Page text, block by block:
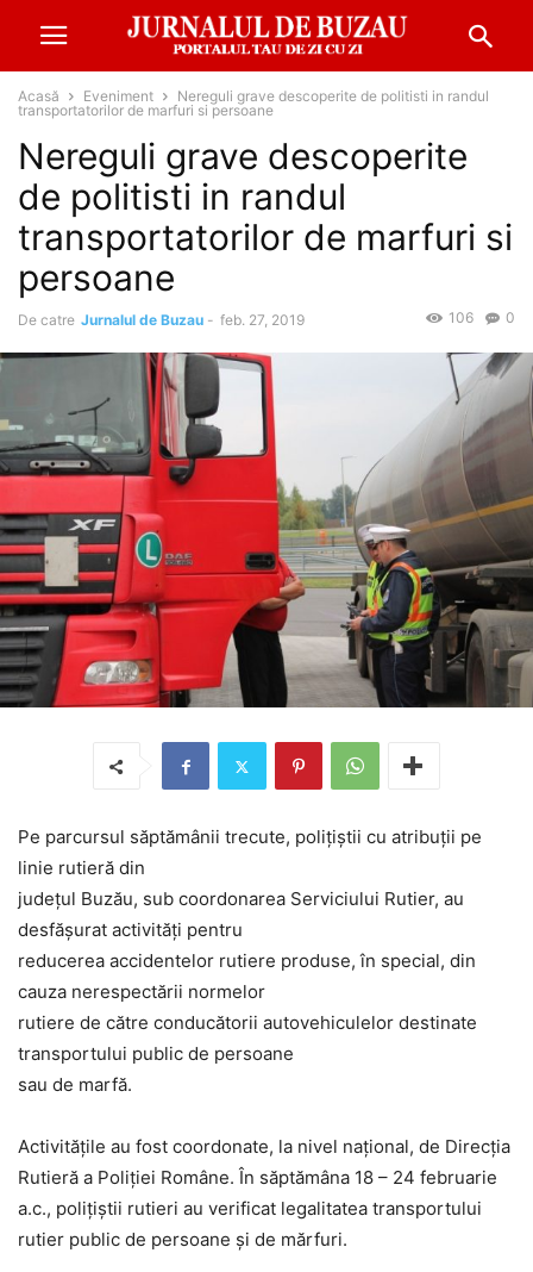
Acasă Eveniment
Nereguli grave descoperite de politisti in randul
transportatorilor de marfuri si persoane
Nereguli grave descoperite
de politisti in randul
transportatorilor de marfuri si
persoane
De catre Jurnalul de Buzau - feb. 27, 2019 0
106
Pe parcursul săptămânii trecute, poliţiştii cu atribuţii pe
linie rutieră din
județul Buzău, sub coordonarea Serviciului Rutier, au
desfășurat activități pentru
reducerea accidentelor rutiere produse, în special, din
cauza nerespectării normelor
rutiere de către conducătorii autovehiculelor destinate
transportului public de persoane
sau de marfă.
Activităţile au fost coordonate, la nivel naţional, de Direcţia
Rutieră a Poliţiei Române. În săptămâna 18 – 24 februarie
a.c., polițiștii rutieri au verificat legalitatea transportului
rutier public de persoane şi de mărfuri.